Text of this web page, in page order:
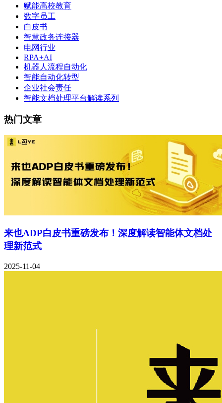
赋能高校教育
数字员工
白皮书
智慧政务连接器
电网行业
RPA+AI
机器人流程自动化
智能自动化转型
企业社会责任
智能文档处理平台解读系列
热门文章
来也ADP白皮书重磅发布！深度解读智能体文档处
理新范式
2025-11-04